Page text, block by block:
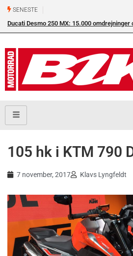
SENESTE
Ducati Desmo 250 MX: 15.000
105 hk i KTM 790
7 november, 2017 Klavs Lyngfeldt